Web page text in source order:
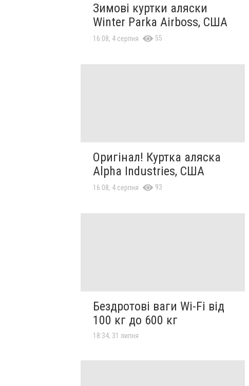
Зимові куртки аляски
Winter Parka Airboss, США
16:08, 4 серпня 55
Оригінал! Куртка аляска
Alpha Industries, США
16:08, 4 серпня 93
Бездротові ваги Wi-Fi від
100 кг до 600 кг
18:34, 31 липня